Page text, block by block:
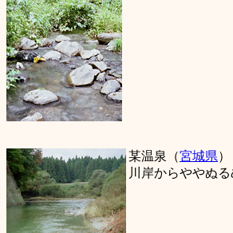
某温泉（宮城県）
川岸からややぬ